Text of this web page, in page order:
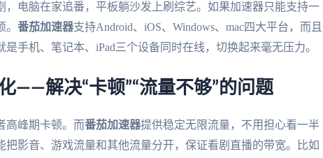
，电脑在家追番，平板躺沙发上刷综艺。如果加速器只能支持一
番茄加速器支持Android、iOS、Windows、mac四大平台，而且
手机、笔记本、iPad三个设备同时在线，切换起来毫无压力。
——解决“卡顿”“流量不够”的问题
高峰期卡顿。而番茄加速器提供稳定无限流量，不用担心看一半
影音、游戏流量和其他流量分开，保证看剧直播的带宽。比如